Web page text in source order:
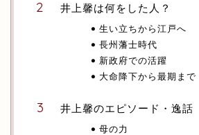
井上馨は何をした人？
生い立ちから江戸へ
長州藩士時代
新政府での活躍
大命降下から最期まで
井上馨のエピソード・逸話
母の力